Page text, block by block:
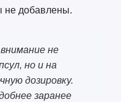
не добавлены.
не
но и на
дозировку.
заранее